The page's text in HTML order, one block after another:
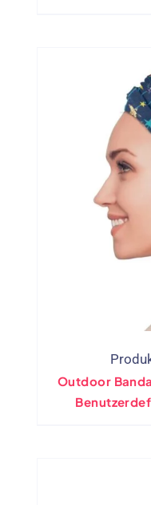
Outdoor